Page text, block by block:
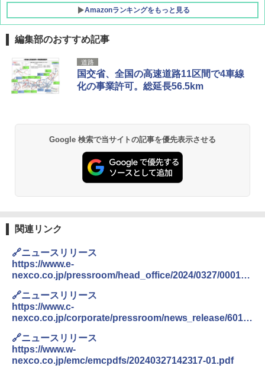
Amazonランキングをもっと見る
[キャンパーズコレクション 山善] ポップアッ
プテント 傘みたいに広げて畳める パッとサ
ッとサンシェード キューブ フルクローズ メ
ッシュ 簡単設置 ワンタッチテント キャンプ
PYKES PEAK (パイクスピーク) 着替えテン
ト プライバシー テント 【中が透けない】 1
人用 折りたたみ 防災グッズ 災害用トイレ ビ
ーチ ピクニック ポップアップテント 携帯 簡
易 トイレテント (グレー)
ENDLESS BASE 《めざましテレビで紹介》
500002(88859)
￥5,999
広げるだけ パッとサッとテント ブラックコ
簡単設置 ポップアップテント エクルベージ
ュ(BC仕様) PATC-150B(EB)
熊撃退スプレー 熊よけスプレー 熊スプレー
【日本企業販売】超強力クマ対策スプレー 30
0ml（連続噴射30秒）110ml（連続噴射15
秒）射程5～10m 安全ロック搭載 携帯収納袋
￥3,680
GRANDOOR ステンレス保冷剤 2個セット 2
026リニューアル 急速冷凍 空間倍増 衛生的
-08EX カーキ ソロキャンプ ポリエステル フ
レーム ドーム型 テント
DEWEL パラソル 大型 ビーチ アウトドアパ
防水 UVカット 4段階高さ調整 軽量 収納袋付
き
編集部のおすすめ記事
道路
国交省、全国の高速道路11区間で4車線
化の事業許可。総延長56.5km
Google 検索で当サイトの記事を優先表示させる
関連リンク
🔗ニュースリリース
https://www.e-
nexco.co.jp/pressroom/head_office/2024/0327/000136
🔗ニュースリリース
https://www.c-
nexco.co.jp/corporate/pressroom/news_release/6019.
🔗ニュースリリース
https://www.w-
nexco.co.jp/emc/emcpdfs/20240327142317-01.pdf